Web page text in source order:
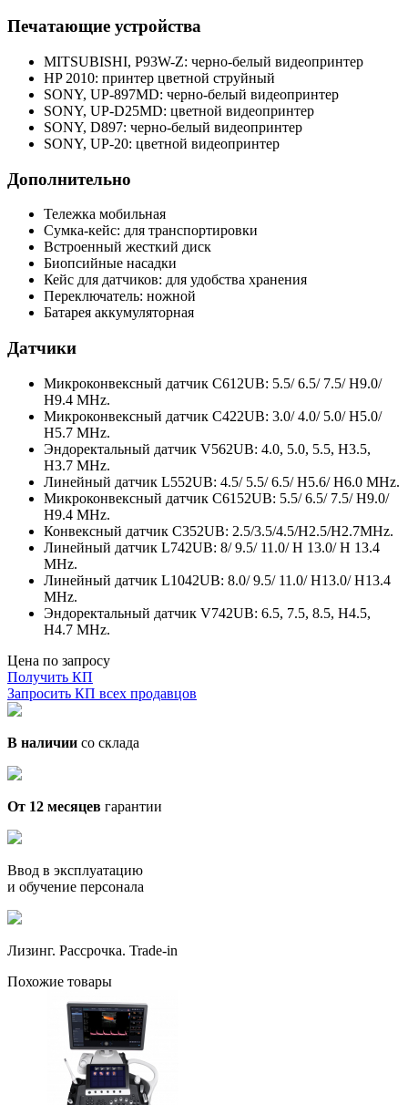
Печатающие устройства
MITSUBISHI, P93W-Z: черно-белый видеопринтер
HP 2010: принтер цветной струйный
SONY, UP-897MD: черно-белый видеопринтер
SONY, UP-D25MD: цветной видеопринтер
SONY, D897: черно-белый видеопринтер
SONY, UP-20: цветной видеопринтер
Дополнительно
Тележка мобильная
Сумка-кейс: для транспортировки
Встроенный жесткий диск
Биопсийные насадки
Кейс для датчиков: для удобства хранения
Переключатель: ножной
Батарея аккумуляторная
Датчики
Микроконвексный датчик C612UB: 5.5/ 6.5/ 7.5/ H9.0/
H9.4 MHz.
Микроконвексный датчик C422UB: 3.0/ 4.0/ 5.0/ H5.0/
H5.7 MHz.
Эндоректальный датчик V562UB: 4.0, 5.0, 5.5, H3.5,
H3.7 MHz.
Линейный датчик L552UB: 4.5/ 5.5/ 6.5/ H5.6/ H6.0 MHz.
Микроконвексный датчик C6152UB: 5.5/ 6.5/ 7.5/ H9.0/
H9.4 MHz.
Конвексный датчик C352UB: 2.5/3.5/4.5/H2.5/H2.7MHz.
Линейный датчик L742UB: 8/ 9.5/ 11.0/ H 13.0/ H 13.4
MHz.
Линейный датчик L1042UB: 8.0/ 9.5/ 11.0/ H13.0/ H13.4
MHz.
Эндоректальный датчик V742UB: 6.5, 7.5, 8.5, H4.5,
H4.7 MHz.
Цена по запросу
Получить КП
Запросить КП всех продавцов
В наличии со склада
От 12 месяцев гарантии
Ввод в эксплуатацию
и обучение персонала
Лизинг. Рассрочка. Trade-in
Похожие товары